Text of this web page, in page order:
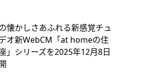
懐かしさあふれる新感覚チュ
オ新WebCM「at homeの住
」シリーズを2025年12月8日